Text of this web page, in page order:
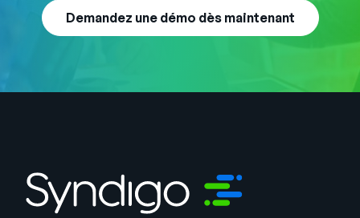
Demandez une démo dès maintenant